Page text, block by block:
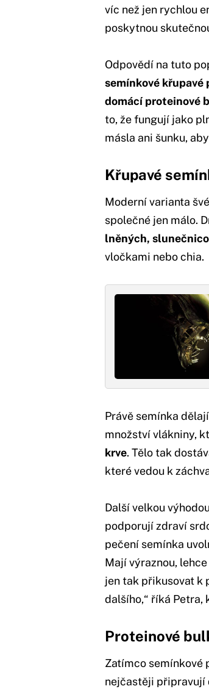
víc než jen rychlou
poskytnou
Odpovědí na tuto
semínkové křupavé
domácí proteinové
to, že fungují jako
másla ani šunku,
Křupavé
Moderní varianta
společné jen málo.
lněných,
vločkami nebo chia.
Právě semínka
množství vlákniny,
krve. Tělo tak
které vedou k
Další velkou
podporují zdraví
pečení semínka
Mají výraznou,
jen tak přikusovat k
dalšího,“ říká Petra,
Proteinové
Zatímco semínkové
nejčastěji připravují